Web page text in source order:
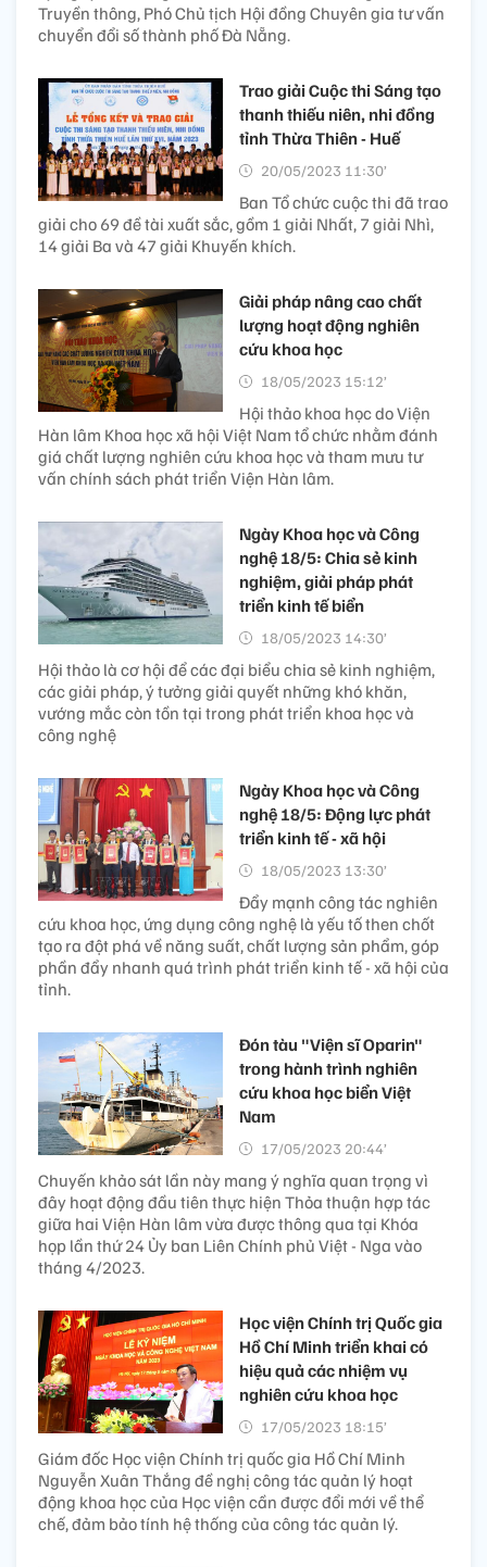
Truyền thông, Phó Chủ tịch Hội đồng Chuyên gia tư vấn
chuyển đổi số thành phố Đà Nẵng.
Trao giải Cuộc thi Sáng tạo
thanh thiếu niên, nhi đồng
tỉnh Thừa Thiên - Huế
20/05/2023 11:30’
Ban Tổ chức cuộc thi đã trao
giải cho 69 đề tài xuất sắc, gồm 1 giải Nhất, 7 giải Nhì,
14 giải Ba và 47 giải Khuyến khích.
Giải pháp nâng cao chất
lượng hoạt động nghiên
cứu khoa học
18/05/2023 15:12’
Hội thảo khoa học do Viện
Hàn lâm Khoa học xã hội Việt Nam tổ chức nhằm đánh
giá chất lượng nghiên cứu khoa học và tham mưu tư
vấn chính sách phát triển Viện Hàn lâm.
Ngày Khoa học và Công
nghệ 18/5: Chia sẻ kinh
nghiệm, giải pháp phát
triển kinh tế biển
18/05/2023 14:30’
Hội thảo là cơ hội để các đại biểu chia sẻ kinh nghiệm,
các giải pháp, ý tưởng giải quyết những khó khăn,
vướng mắc còn tồn tại trong phát triển khoa học và
công nghệ
Ngày Khoa học và Công
nghệ 18/5: Động lực phát
triển kinh tế - xã hội
18/05/2023 13:30’
Đẩy mạnh công tác nghiên
cứu khoa học, ứng dụng công nghệ là yếu tố then chốt
tạo ra đột phá về năng suất, chất lượng sản phẩm, góp
phần đẩy nhanh quá trình phát triển kinh tế - xã hội của
tỉnh.
Đón tàu "Viện sĩ Oparin"
trong hành trình nghiên
cứu khoa học biển Việt
Nam
17/05/2023 20:44’
Chuyến khảo sát lần này mang ý nghĩa quan trọng vì
đây hoạt động đầu tiên thực hiện Thỏa thuận hợp tác
giữa hai Viện Hàn lâm vừa được thông qua tại Khóa
họp lần thứ 24 Ủy ban Liên Chính phủ Việt - Nga vào
tháng 4/2023.
Học viện Chính trị Quốc gia
Hồ Chí Minh triển khai có
hiệu quả các nhiệm vụ
nghiên cứu khoa học
17/05/2023 18:15’
Giám đốc Học viện Chính trị quốc gia Hồ Chí Minh
Nguyễn Xuân Thắng đề nghị công tác quản lý hoạt
động khoa học của Học viện cần được đổi mới về thể
chế, đảm bảo tính hệ thống của công tác quản lý.